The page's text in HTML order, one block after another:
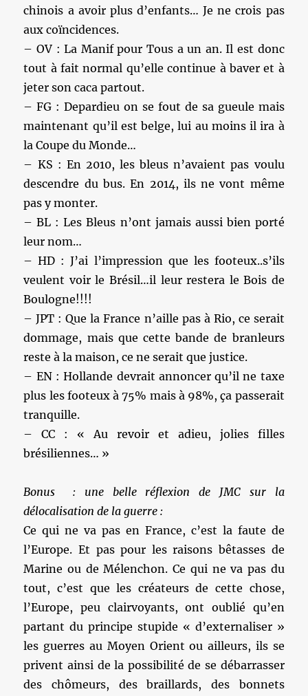
chinois a avoir plus d’enfants… Je ne crois pas
aux coïncidences.
– OV : La Manif pour Tous a un an. Il est donc
tout à fait normal qu’elle continue à baver et à
jeter son caca partout.
– FG : Depardieu on se fout de sa gueule mais
maintenant qu’il est belge, lui au moins il ira à
la Coupe du Monde…
– KS : En 2010, les bleus n’avaient pas voulu
descendre du bus. En 2014, ils ne vont même
pas y monter.
– BL : Les Bleus n’ont jamais aussi bien porté
leur nom…
– HD : J’ai l’impression que les footeux..s’ils
veulent voir le Brésil…il leur restera le Bois de
Boulogne!!!!
– JPT : Que la France n’aille pas à Rio, ce serait
dommage, mais que cette bande de branleurs
reste à la maison, ce ne serait que justice.
– EN : Hollande devrait annoncer qu’il ne taxe
plus les footeux à 75% mais à 98%, ça passerait
tranquille.
– CC : « Au revoir et adieu, jolies filles
brésiliennes… »
Bonus : une belle réflexion de JMC sur la
délocalisation de la guerre :
Ce qui ne va pas en France, c’est la faute de
l’Europe. Et pas pour les raisons bêtasses de
Marine ou de Mélenchon. Ce qui ne va pas du
tout, c’est que les créateurs de cette chose,
l’Europe, peu clairvoyants, ont oublié qu’en
partant du principe stupide « d’externaliser »
les guerres au Moyen Orient ou ailleurs, ils se
privent ainsi de la possibilité de se débarrasser
des chômeurs, des braillards, des bonnets